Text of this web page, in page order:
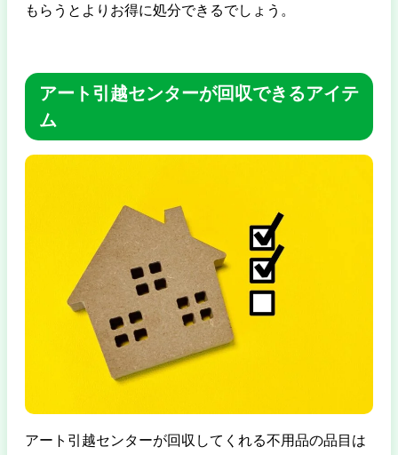
もらうとよりお得に処分できるでしょう。
アート引越センターが回収できるアイテ
ム
アート引越センターが回収してくれる不用品の品目は